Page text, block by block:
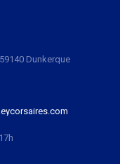
Dunkerque